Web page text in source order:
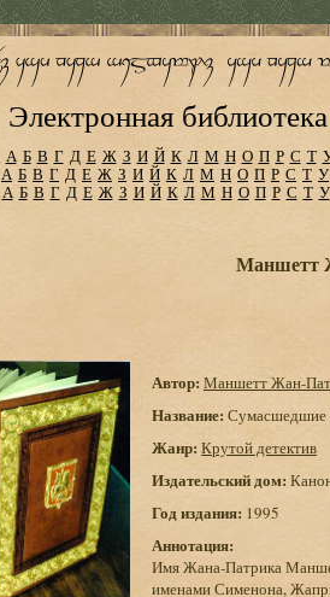
Электронная
А Б В Г Д Е Ж З И Й К Л М Н О П Р С Т
А Б В Г Д Е Ж З И Й К Л М Н О П Р С Т У
А Б В Г Д Е Ж З И Й К Л М Н О П Р С Т У
Маншетт
Автор: Маншетт Жан-
Название: Сумасшедшие
Жанр: Крутой детектив
Издательский дом:
Год издания: 1995
Аннотация:
Имя Жана-Патрика
именами Сименона,